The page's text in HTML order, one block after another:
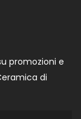
promozioni e
di